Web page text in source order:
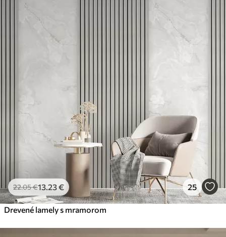
22.05€13.23€ 25
Drevené lamely s mramorom